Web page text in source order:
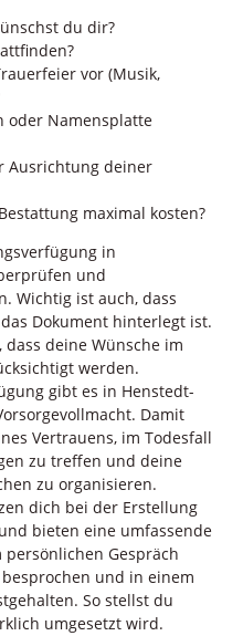
du dir?
vor (Musik,
oder Namensplatte
Ausrichtung deiner
maximal kosten?
in
und
Wichtig ist auch, dass
Dokument hinterlegt ist.
deine Wünsche im
werden.
gibt es in Henstedt-
Damit
Vertrauens, im Todesfall
zu treffen und deine
zu organisieren.
dich bei der Erstellung
bieten eine umfassende
Gespräch
und in einem
So stellst du
umgesetzt wird.